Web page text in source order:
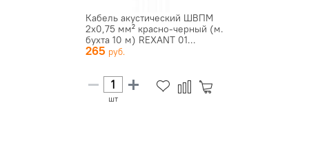
Кабель акустический ШВПМ
2х0,75 мм² красно-черный (м.
бухта 10 м) REXANT 01...
265
шт